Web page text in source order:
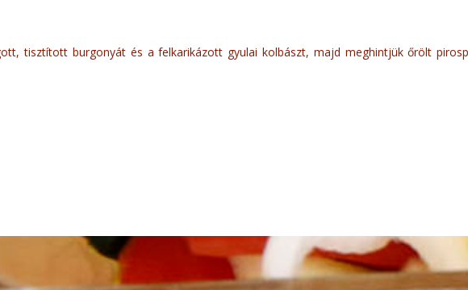
tisztított burgonyát és a felkarikázott gyulai kolbászt, majd meghintjük őrölt